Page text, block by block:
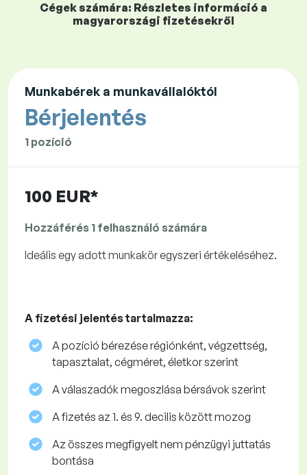
Cégek számára: Részletes információ a
magyarországi fizetésekről
Munkabérek a munkavállalóktól
Bérjelentés
1 pozíció
100 EUR*
Hozzáférés 1 felhasználó számára
Ideális egy adott munkakör egyszeri értékeléséhez.
A fizetési jelentés tartalmazza:
A pozíció bérezése régiónként, végzettség,
tapasztalat, cégméret, életkor szerint
A válaszadók megoszlása ​​bérsávok szerint
A fizetés az 1. és 9. decilis között mozog
Az összes megfigyelt nem pénzügyi juttatás
bontása